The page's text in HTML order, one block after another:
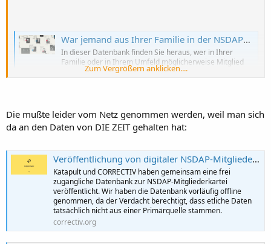
War jemand aus Ihrer Familie in der NSDAP? Kostenlos nachschauen
In dieser Datenbank finden Sie heraus, wer in Ihrer
Familie oder in Ihrem Umfeld möglicherweise Mitglied
der NSDAP war – offen und frei zugänglich für alle. Dazu
Zum Vergrößern anklicken....
Die mußte leider vom Netz genommen werden, weil man sich
da an den Daten von DIE ZEIT gehalten hat:
Veröffentlichung von digitaler NSDAP-Mitgliederkartei
Katapult und CORRECTIV haben gemeinsam eine frei
zugängliche Datenbank zur NSDAP-Mitgliederkartei
veröffentlicht. Wir haben die Datenbank vorläufig offline
genommen, da der Verdacht berechtigt, dass etliche Daten
tatsächlich nicht aus einer Primärquelle stammen.
correctiv.org